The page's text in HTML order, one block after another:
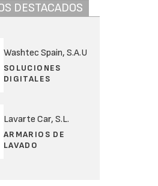
DESTACADOS
Washtec Spain, S.A.U
SOLUCIONES
DIGITALES
Lavarte Car, S.L.
ARMARIOS DE
LAVADO